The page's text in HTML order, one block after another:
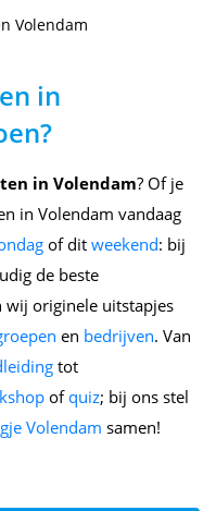
Volendam
in
in Volendam? Of je
in Volendam vandaag
of dit weekend: bij
de beste
wij originele uitstapjes
en bedrijven. Van
tot
ofquiz; bij ons stel
Volendam samen!